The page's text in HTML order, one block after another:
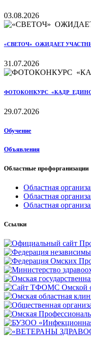
03.08.2026
«СВЕТОЧ» ОЖИДАЕТ
31.07.2026
ФОТОКОНКУРС «КАДР
29.07.2026
Обучение
Объявления
Областные профорганизации
Областная
Областная
Областная
Ссылки